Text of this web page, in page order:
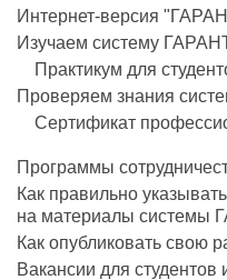
Интернет-версия
Изучаем систему
Практикум для
Проверяем знания
Сертификат
Программы
Как правильно
на материалы системы
Как опубликовать свою
Вакансии для студентов